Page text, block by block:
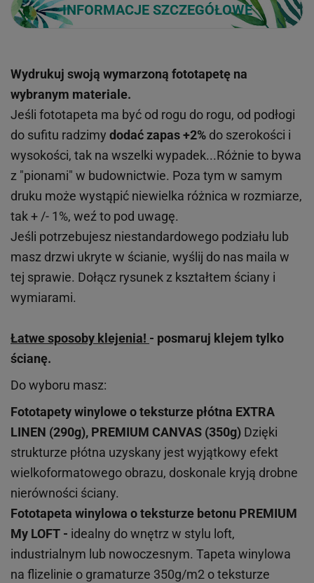
INFORMACJE SZCZEGÓŁOWE
Wydrukuj swoją wymarzoną fototapetę na
wybranym materiale.
Jeśli fototapeta ma być od rogu do rogu, od podłogi
do sufitu radzimy dodać zapas +2% do szerokości i
wysokości, tak na wszelki wypadek...Różnie to bywa
z "pionami" w budownictwie. Poza tym w samym
druku może wystąpić niewielka różnica w rozmiarze,
tak + /- 1%, weź to pod uwagę.
Jeśli potrzebujesz niestandardowego podziału lub
masz drzwi ukryte w ścianie, wyślij do nas maila w
tej sprawie. Dołącz rysunek z kształtem ściany i
wymiarami.
Łatwe sposoby klejenia! - posmaruj klejem tylko
ścianę.
Do wyboru masz:
Fototapety winylowe oteksturze płótna EXTRA
LINEN (290g), PREMIUM CANVAS (350g) Dzięki
strukturze płótna uzyskany jest wyjątkowy efekt
wielkoformatowego obrazu, doskonale kryją drobne
nierówności ściany.
Fototapeta winylowa oteksturze betonu PREMIUM
My LOFT - idealny do wnętrz w stylu loft,
industrialnym lub nowoczesnym. Tapeta winylowa
na flizelinie o gramaturze 350g/m2 o teksturze